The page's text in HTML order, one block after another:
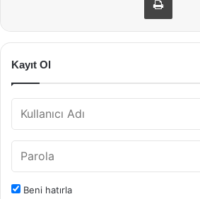
Kayıt Ol
Beni hatırla